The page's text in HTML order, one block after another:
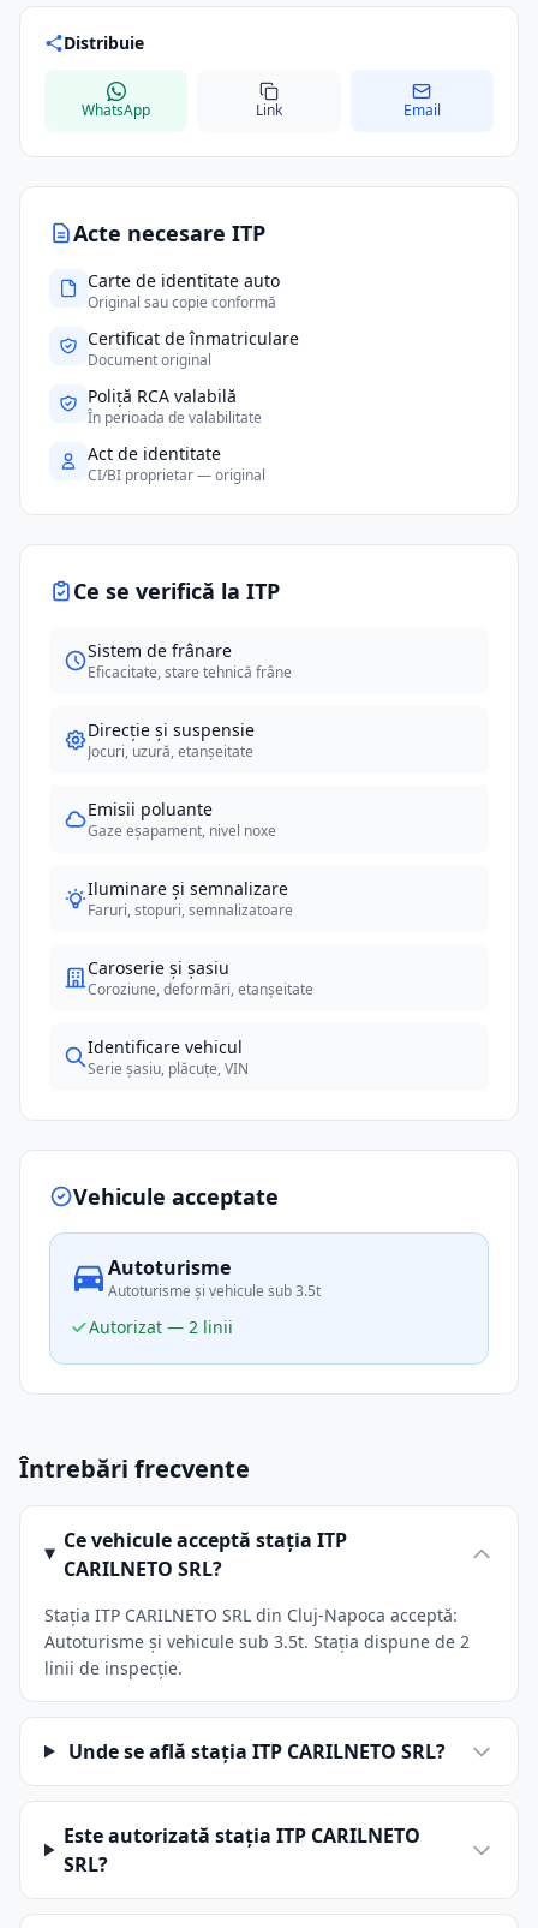
Acte necesare ITP
Carte de identitate auto
Original sau copie conformă
Certificat de înmatriculare
Document original
Poliță RCA valabilă
În perioada de valabilitate
Act de identitate
CI/BI proprietar — original
Ce se verifică la ITP
Sistem de frânare
Eficacitate, stare tehnică frâne
Direcție și suspensie
Jocuri, uzură, etanșeitate
Emisii poluante
Gaze eșapament, nivel noxe
Iluminare și semnalizare
Faruri, stopuri, semnalizatoare
Caroserie și șasiu
Coroziune, deformări, etanșeitate
Identificare vehicul
Serie șasiu, plăcuțe, VIN
Vehicule acceptate
Autoturisme
Autoturisme și vehicule sub 3.5t
Autorizat — 2 linii
Distribuie
WhatsApp Link Email
Întrebări frecvente
Ce vehicule acceptă stația ITP
CARILNETO SRL?
Stația ITP CARILNETO SRL din Cluj-Napoca acceptă:
Autoturisme și vehicule sub 3.5t. Stația dispune de 2
linii de inspecție.
Unde se află stația ITP CARILNETO SRL?
Este autorizată stația ITP CARILNETO
SRL?